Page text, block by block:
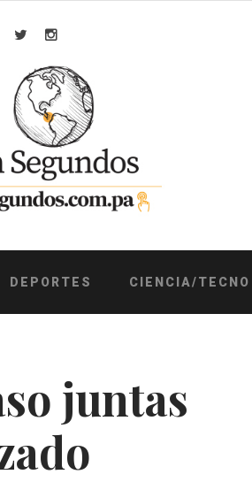
Facebook
TwitterInstagram
DEPORTES CIENCIA/TECNO
juntas